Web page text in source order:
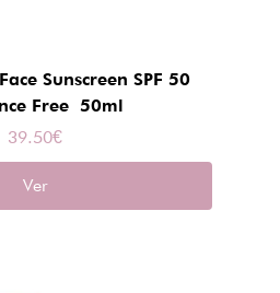
Sunscreen SPF 50
Free 50ml
39.50€
Ver